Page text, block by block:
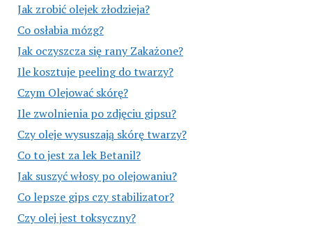
Jak zrobić olejek złodzieja?
Co osłabia mózg?
Jak oczyszcza się rany Zakażone?
Ile kosztuje peeling do twarzy?
Czym Olejować skórę?
Ile zwolnienia po zdjęciu gipsu?
Czy oleje wysuszają skórę twarzy?
Co to jest za lek Betanil?
Jak suszyć włosy po olejowaniu?
Co lepsze gips czy stabilizator?
Czy olej jest toksyczny?